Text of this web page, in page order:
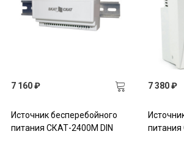
7 160 ₽
Источник бесперебойного
питания СКАТ-2400М DIN
7 380 ₽